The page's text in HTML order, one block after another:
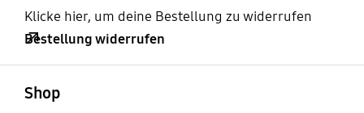
Klicke hier, um deine Bestellung zu widerrufen
Bestellung widerrufen
Shop